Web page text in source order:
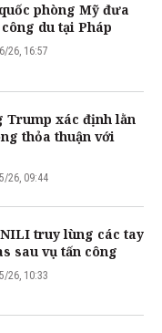
phòng Mỹ đưa
du tại Pháp
26, 16:57
Trump xác định lằn
thỏa thuận với
26, 09:44
truy lùng các tay
sau vụ tấn công
26, 10:33